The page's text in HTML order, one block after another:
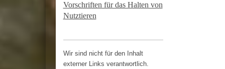
Vorschriften für das Halten von
Nutztieren
Wir sind nicht für den Inhalt
externer Links verantwortlich.